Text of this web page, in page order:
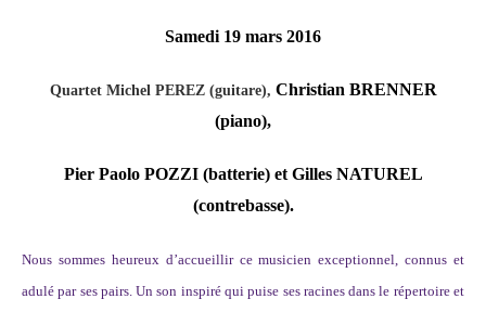
Samedi 19 mars 2016
Quartet Michel PEREZ (guitare), Christian BRENNER
(piano),
Pier Paolo POZZI (batterie) et Gilles NATUREL
(contrebasse).
Nous sommes heureux d’accueillir ce musicien exceptionnel, connus et
adulé par ses pairs. Un son inspiré qui puise ses racines dans le répertoire et